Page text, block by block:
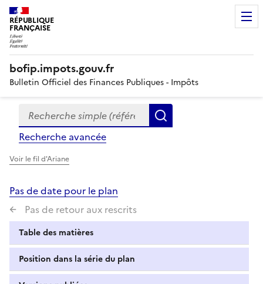
RÉPUBLIQUE
FRANÇAISE
bofip.impots.gouv.fr
Bulletin Officiel des Finances Publiques - Impôts
Formulaire
de
recherche
Recherche simple (références, mots clés, partie du
Recherche avancée
Voir le fil d'Ariane
Pas de date pour le plan
Pas de retour aux rescrits
Table des matières
Position dans la série du plan